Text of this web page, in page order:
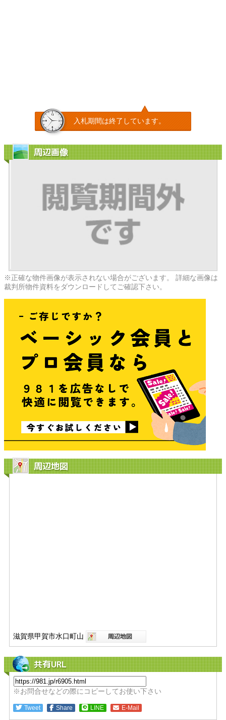
入札期間は終了しています。
周辺画像
※正確な物件画像が表示されない場合がございます。 詳細な画像は
裁判所物件資料をダウンロードしてご確認下さい。
周辺地図
滋賀県甲賀市水口町山
共有URL
※お問合せなどの際にコピーしてお使い下さい
Tweet Share LINE E-Mail